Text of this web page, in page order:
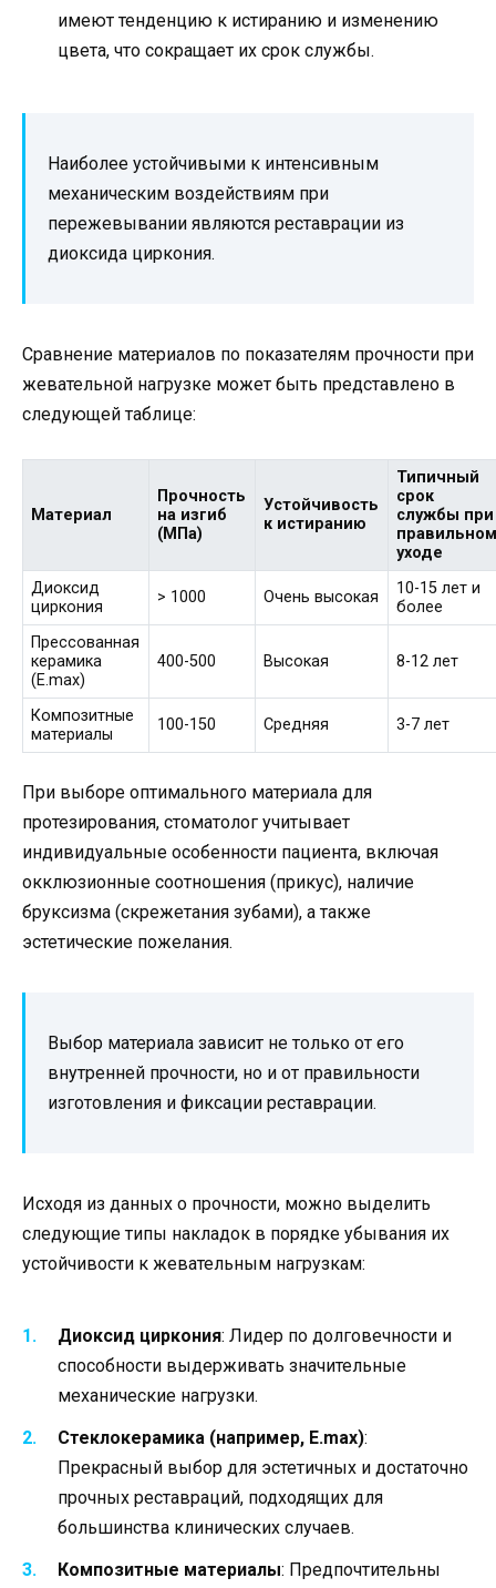
имеют тенденцию к истиранию и изменению
цвета, что сокращает их срок службы.
Наиболее устойчивыми к интенсивным
механическим воздействиям при
пережевывании являются реставрации из
диоксида циркония.
Сравнение материалов по показателям прочности при
жевательной нагрузке может быть представлено в
следующей таблице:
Материал
Прочность
на изгиб
(МПа)
Устойчивость
к истиранию
Типичный
срок
службы при
уходе
Диоксид
циркония
> 1000 Очень высокая
10-15 лет и
более
Прессованная
керамика
(E.max)
400-500 Высокая 8-12 лет
Композитные
материалы
100-150 Средняя 3-7 лет
При выборе оптимального материала для
протезирования, стоматолог учитывает
индивидуальные особенности пациента, включая
окклюзионные соотношения (прикус), наличие
бруксизма (скрежетания зубами), а также
эстетические пожелания.
Выбор материала зависит не только от его
внутренней прочности, но и от правильности
изготовления и фиксации реставрации.
Исходя из данных о прочности, можно выделить
следующие типы накладок в порядке убывания их
устойчивости к жевательным нагрузкам:
Диоксид циркония: Лидер по долговечности и
способности выдерживать значительные
механические нагрузки.
Стеклокерамика (например, E.max):
Прекрасный выбор для эстетичных и достаточно
прочных реставраций, подходящих для
большинства клинических случаев.
Композитные материалы: Предпочтительны